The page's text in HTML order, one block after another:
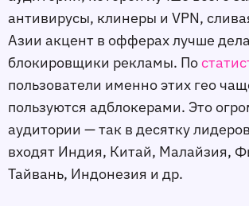
антивирусы, клинеры и VPN,
Азии акцент в офферах лучше
блокировщики рекламы. По
пользователи именно этих гео
пользуются адблокерами. Это
аудитории — так в десятку
входят Индия, Китай, Малайзия,
Тайвань, Индонезия и др.